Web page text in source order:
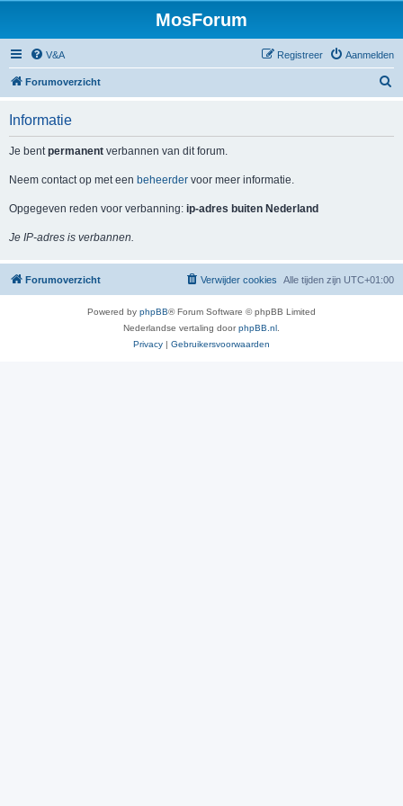
MosForum
V&A Aanmelden
Registreer
Forumoverzicht
Informatie
Je bentpermanent verbannen van dit forum.
Neem contact op met een beheerder voor meer informatie.
Opgegeven reden voor verbanning: ip-adres buiten Nederland
Je IP-adres is verbannen.
Forumoverzicht Alle tijden zijn UTC+01:00
Verwijder cookies
Powered by phpBB® Forum Software © phpBB Limited
Nederlandse vertaling doorphpBB.nl
Privacy | Gebruikersvoorwaarden